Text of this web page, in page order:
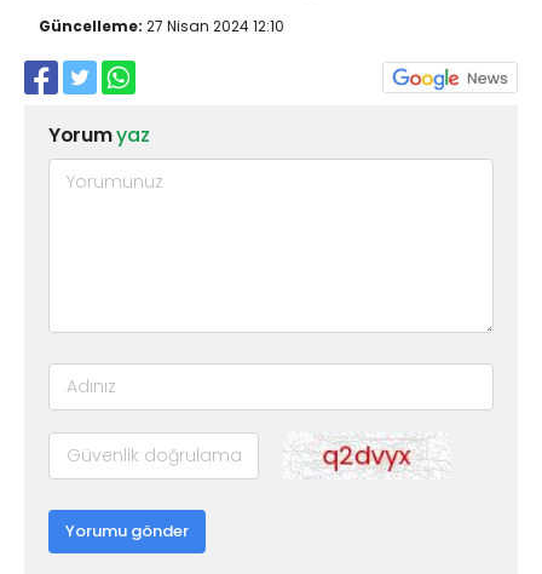
Güncelleme: 27 Nisan 2024 12:10
Yorumyaz
Yorumu gönder